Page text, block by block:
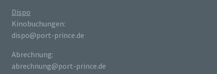
Dispo
Kinobuchungen:
dispo@port-prince.de
Abrechnung:
abrechnung@port-prince.de